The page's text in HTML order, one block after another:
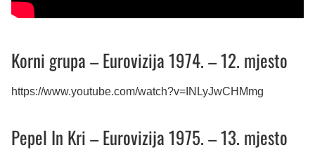
Korni grupa – Eurovizija 1974. – 12. mjesto
https://www.youtube.com/watch?v=INLyJwCHMmg
Pepel In Kri – Eurovizija 1975. – 13. mjesto